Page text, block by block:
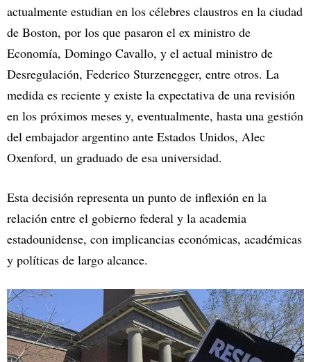
actualmente estudian en los célebres claustros en la ciudad
de Boston, por los que pasaron el ex ministro de
Economía, Domingo Cavallo, y el actual ministro de
Desregulación, Federico Sturzenegger, entre otros. La
medida es reciente y existe la expectativa de una revisión
en los próximos meses y, eventualmente, hasta una gestión
del embajador argentino ante Estados Unidos, Alec
Oxenford, un graduado de esa universidad.
Esta decisión representa un punto de inflexión en la
relación entre el gobierno federal y la academia
estadounidense, con implicancias económicas, académicas
y políticas de largo alcance.